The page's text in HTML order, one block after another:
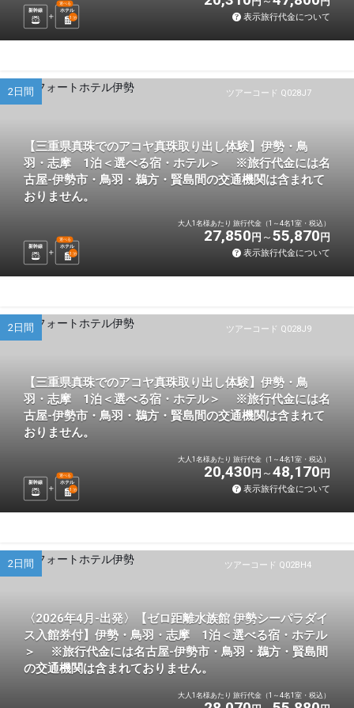
新幹線 ホテル
選べる
1 泊 表示旅行代金について
ツアーコード Q028J7
2日間
【三重県真珠でのアコヤ真珠取り出し体験】伊勢・鳥
羽・志摩 1泊＜選べる宿・ホテル＞ ※旅行代金には名
古屋-伊勢市・鳥羽・鵜方・賢島間の交通機関は含まれて
おりません。
新幹線 ホテル
選べる
1 泊
大人1名様あたり 旅行代金（1～4名1室・税込）
27,850 円 55,870 円
表示旅行代金について
ツアーコード Q028J9
2日間
【三重県真珠でのアコヤ真珠取り出し体験】伊勢・鳥
羽・志摩 1泊＜選べる宿・ホテル＞ ※旅行代金には名
古屋-伊勢市・鳥羽・鵜方・賢島間の交通機関は含まれて
おりません。
新幹線 ホテル
選べる
1 泊
大人1名様あたり 旅行代金（1～4名1室・税込）
20,430 円 48,170 円
表示旅行代金について
ツアーコード Q02BH4
2日間
〈2026年4月-出発〉【ゼロ距離水族館 伊勢シーパラダイ
ス入館券付】伊勢・鳥羽・志摩 1泊＜選べる宿・ホテル
＞ ※旅行代金には名古屋-伊勢市・鳥羽・鵜方・賢島間
の交通機関は含まれておりません。
大人1名様あたり 旅行代金（1～4名1室・税込）